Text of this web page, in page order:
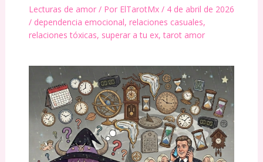
Lecturas de amor/ Por ElTarotMx / 4 de abril de 2026
/ dependencia emocional, relaciones casuales,
relaciones tóxicas, superar a tu ex,tarot amor